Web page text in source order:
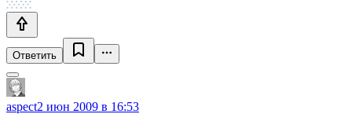
Ответить
aspect2 июн 2009 в 16:53